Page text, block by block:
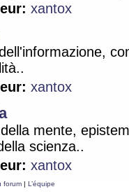
xantox
xantox
mente,
scienza..
xantox
forum | L’équipe